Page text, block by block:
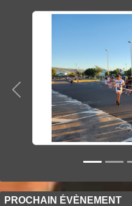
Précedent
PROCHAIN ÉVÈNEMENT